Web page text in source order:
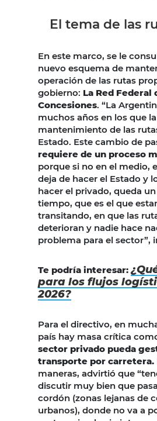
El tema de las
En este marco, se le
nuevo esquema de
operación de las rutas
gobierno: La Red Federal
Concesiones. “La
muchos años en los que
mantenimiento de las
Estado. Este cambio de
requiere de un proceso
porque si no en el medio,
deja de hacer el Estado y
hacer el privado, queda
tiempo, que es el que
transitando, en que las
deterioran y nadie hace
problema para el sector”,
Te podría interesar:
para los flujos
2026?
Para el directivo, en
país hay masa crítica
sector privado pueda
transporte por carretera.
maneras, advirtió que
discutir muy bien que
cordón (zonas lejanas de
urbanos), donde no va a